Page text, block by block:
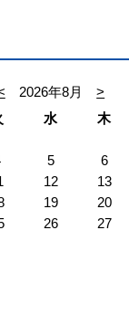
2026年8月
>
水 木
5 6
12 13
19 20
26 27